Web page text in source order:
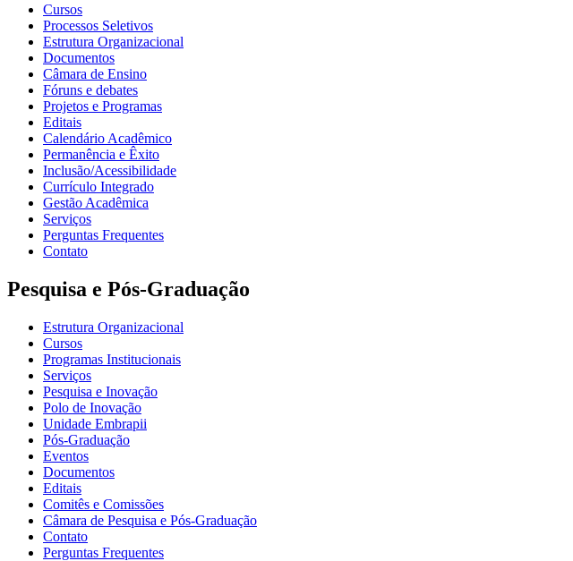
Cursos
Processos Seletivos
Estrutura Organizacional
Documentos
Câmara de Ensino
Fóruns e debates
Projetos e Programas
Editais
Calendário Acadêmico
Permanência e Êxito
Inclusão/Acessibilidade
Currículo Integrado
Gestão Acadêmica
Serviços
Perguntas Frequentes
Contato
Pesquisa e Pós-Graduação
Estrutura Organizacional
Cursos
Programas Institucionais
Serviços
Pesquisa e Inovação
Polo de Inovação
Unidade Embrapii
Pós-Graduação
Eventos
Documentos
Editais
Comitês e Comissões
Câmara de Pesquisa e Pós-Graduação
Contato
Perguntas Frequentes